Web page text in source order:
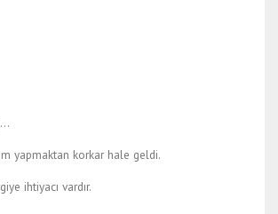
yapmaktan korkar hale geldi.
ihtiyacı vardır.